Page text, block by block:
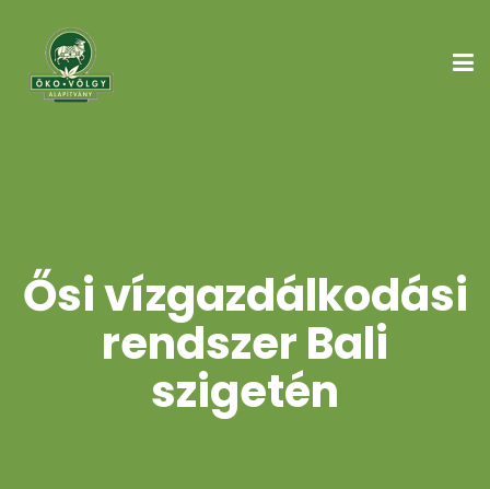
Ősi vízgazdálkodási
rendszer Bali
szigetén